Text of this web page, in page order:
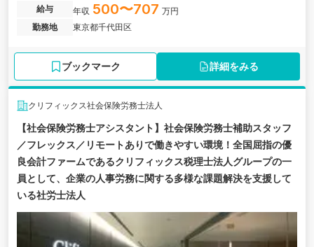
える側へキャリアを広げたい方に向いています。
給与 年収 500〜707 万円
勤務地
東京都千代田区
ブックマーク 詳細をみる
クリフィックス社会保険労務士法人
【社会保険労務士アシスタント】社会保険労務士補助スタッフ
／フレックス／リモートありで働きやすい環境！全国屈指の優
良会計ファームであるクリフィックス税理士法人グループの一
員として、企業の人事労務に関する多様な課題解決を支援して
いる社労士法人